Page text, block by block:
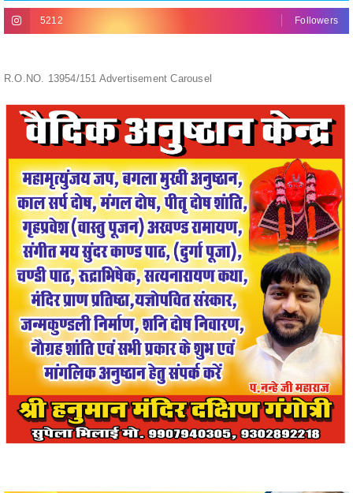
R.O.NO. 13954/151 Advertisement Carousel